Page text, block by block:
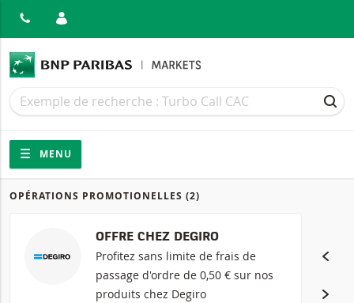
Recherche
Recherche
Navigation
Navigation sur le site
MENU
Produits
OPÉRATIONS PROMOTIONELLES (2)
OFFRE CHEZ DEGIRO
Profitez sans limite de frais de
passage d'ordre de 0,50 € sur nos
produits chez Degiro